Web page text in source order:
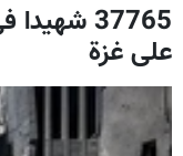
37765
على غزة